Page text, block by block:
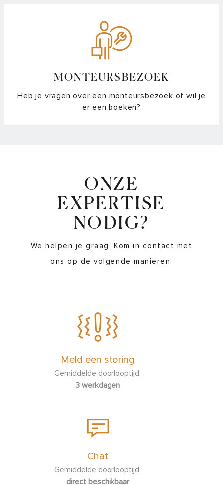
MONTEURSBEZOEK
Heb je vragen over een monteursbezoek of wil je
er een boeken?
ONZE
EXPERTISE
NODIG?
We helpen je graag. Kom in contact met
ons op de volgende manieren:
Meld een storing
Gemiddelde doorlooptijd:
3 werkdagen
Chat
Gemiddelde doorlooptijd:
direct beschikbaar